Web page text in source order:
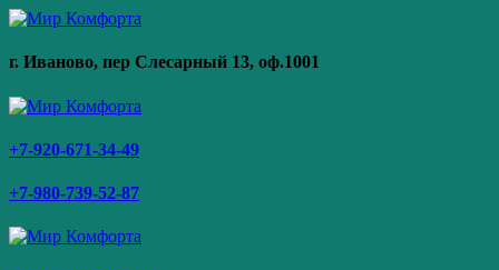
г. Иваново, пер Слесарный 13, оф.1001
+7-920-671-34-49
+7-980-739-52-87